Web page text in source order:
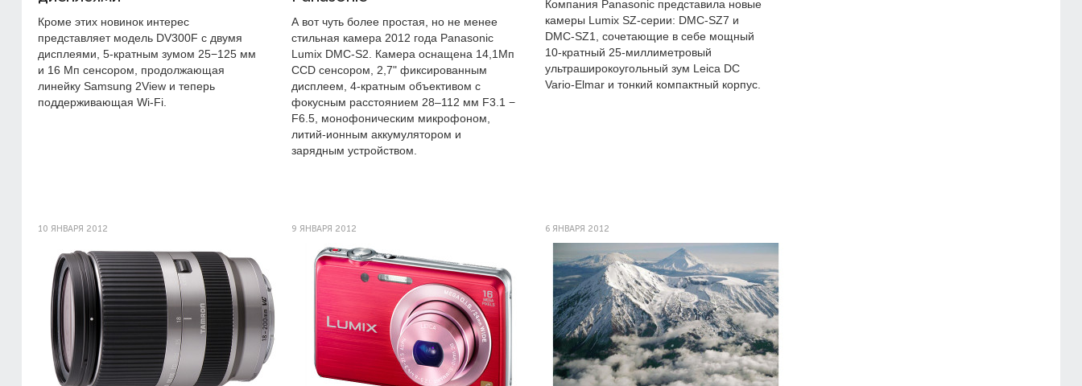
Кроме этих новинок интерес
представляет модель DV300F с двумя
дисплеями, 5-кратным зумом 25−125 мм
и 16 Мп сенсором, продолжающая
линейку Samsung 2View и теперь
поддерживающая Wi-Fi.
А вот чуть более простая, но не менее
стильная камера 2012 года Panasonic
Lumix DMC-S2. Камера оснащена 14,1Мп
CCD сенсором, 2,7" фиксированным
дисплеем, 4-кратным объективом с
фокусным расстоянием 28–112 мм F3.1 −
F6.5, монофоническим микрофоном,
литий-ионным аккумулятором и
зарядным устройством.
Компания Panasonic представила новые
камеры Lumix SZ-серии: DMC-SZ7 и
DMC-SZ1, сочетающие в себе мощный
10-кратный 25-миллиметровый
ультраширокоугольный зум Leica DC
Vario-Elmar и тонкий компактный корпус.
10 ЯНВАРЯ 2012 9 ЯНВАРЯ 2012 6 ЯНВАРЯ 2012